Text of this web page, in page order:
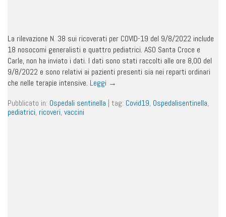
La rilevazione N. 38 sui ricoverati per COVID-19 del 9/8/2022 include
18 nosocomi generalisti e quattro pediatrici. ASO Santa Croce e
Carle, non ha inviato i dati. I dati sono stati raccolti alle ore 8,00 del
9/8/2022 e sono relativi ai pazienti presenti sia nei reparti ordinari
che nelle terapie intensive. Leggi →
Pubblicato in: Ospedali sentinella | tag: Covid19, Ospedalisentinella,
pediatrici, ricoveri, vaccini